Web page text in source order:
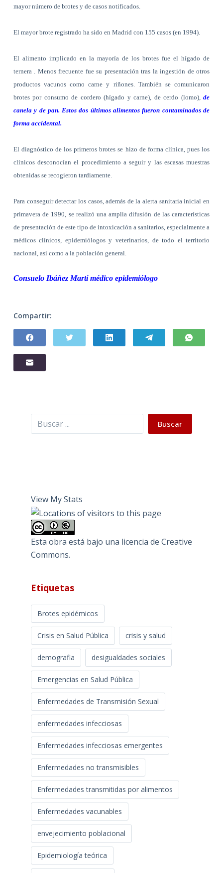
mayor número de brotes y de casos notificados.
El mayor brote registrado ha sido en Madrid con 155 casos (en 1994).
El alimento implicado en la mayoría de los brotes fue el hígado de
ternera . Menos frecuente fue su presentación tras la ingestión de otros
productos vacunos como carne y riñones. También se comunicaron
brotes por consumo de cordero (hígado y carne), de cerdo (lomo),de
canela y de pan. Estos dos últimos alimentos fueron contaminados de
forma accidental.
El diagnóstico de los primeros brotes se hizo de forma clínica, pues los
clínicos desconocían el procedimiento a seguir y las escasas muestras
obtenidas se recogieron tardiamente.
Para conseguir detectar los casos, además de la alerta sanitaria inicial en
primavera de 1990, se realizó una amplia difusión de las características
de presentación de este tipo de intoxicación a sanitarios, especialmente a
médicos clínicos, epidemiólogos y veterinarios, de todo el territorio
nacional, así como a la población general.
Consuelo Ibáñez Martí médico epidemiólogo
Compartir:
Buscar Buscar
View My Stats
Esta obra está bajo una licencia de Creative
Commons.
Etiquetas
Brotes epidémicos
Crisis en Salud Pública crisis y salud
demografia desigualdades sociales
Emergencias en Salud Pública
Enfermedades de Transmisión Sexual
enfermedades infecciosas
Enfermedades infecciosas emergentes
Enfermedades no transmisibles
Enfermedades transmitidas por alimentos
Enfermedades vacunables
envejecimiento poblacional
Epidemiología teórica